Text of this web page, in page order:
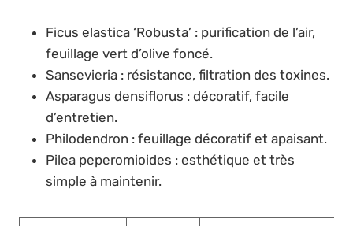
Ficus elastica ‘Robusta’ : purification de l’air,
feuillage vert d’olive foncé.
Sansevieria : résistance, filtration des toxines.
Asparagus densiflorus : décoratif, facile
d’entretien.
Philodendron : feuillage décoratif et apaisant.
Pilea peperomioides : esthétique et très
simple à maintenir.